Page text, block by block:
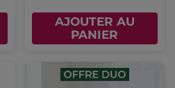
AJOUTER AU
PANIER